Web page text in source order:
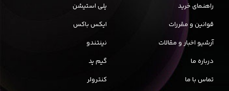
راهنمای خرید
قوانین و مقررات
آرشیو اخبار و مقالات
درباره ما
تماس با ما
پلی استیشن
ایکس باکس
نینتندو
گیم پد
کنترولر